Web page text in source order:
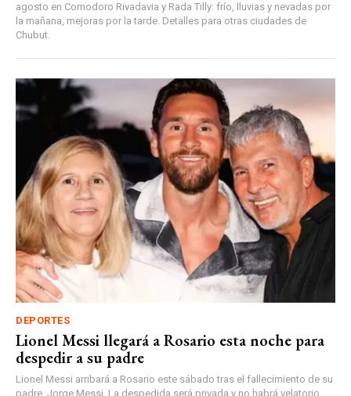
agosto en Comodoro Rivadavia y Rada Tilly: frío, lluvias y nevadas por
la mañana, mejoras por la tarde. Detalles para otras ciudades de
Chubut.
DEPORTES
Lionel Messi llegará a Rosario esta noche para
despedir a su padre
Lionel Messi arribará a Rosario este sábado tras el fallecimiento de su
padre, Jorge Messi. La despedida será privada y no habrá velatorio